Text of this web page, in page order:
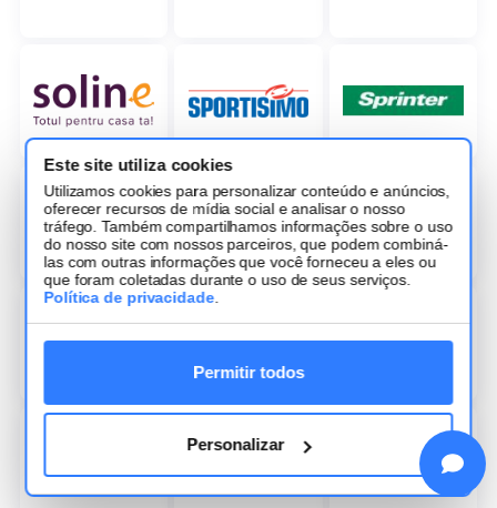
Este site utiliza cookies
Utilizamos cookies para personalizar conteúdo e anúncios,
oferecer recursos de mídia social e analisar o nosso
tráfego. Também compartilhamos informações sobre o uso
do nosso site com nossos parceiros, que podem combiná-
las com outras informações que você forneceu a eles ou
que foram coletadas durante o uso de seus serviços.
Política de privacidade
Permitir todos
Personalizar